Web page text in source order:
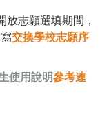
放志願選填期間，
交換學校志願序
使用說明參考連